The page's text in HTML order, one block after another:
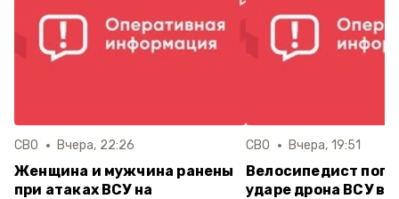
СВО Вчера, 22:26
Женщина и мужчина ранены
при атаках ВСУ на
СВО Вчера, 19:51
Велосипедист
ударе дрона ВСУ в